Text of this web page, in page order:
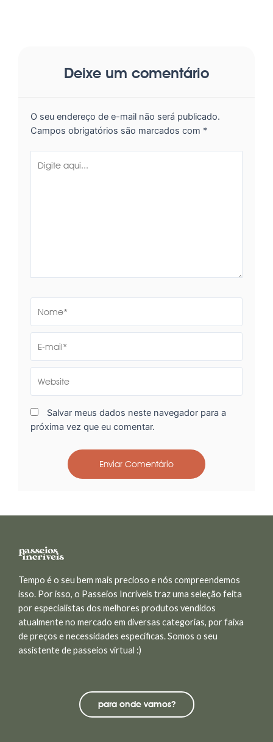
Deixe um comentário
O seu endereço de e-mail não será publicado.
Campos obrigatórios são marcados com *
aqui...
mail*
Salvar meus dados neste navegador para a
próxima vez que eu comentar.
Tempo é o seu bem mais precioso e nós compreendemos
isso. Por isso, o Passeios Incríveis traz uma seleção feita
por especialistas dos melhores produtos vendidos
atualmente no mercado em diversas categorias, por faixa
de preços e necessidades específicas. Somos o seu
assistente de passeios virtual :)
para onde vamos?